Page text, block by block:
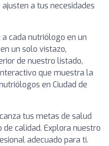
a tus necesidades
cada nutriólogo en un
un solo vistazo,
de nuestro listado,
que muestra la
en Ciudad de
tus metas de salud
calidad. Explora nuestro
adecuado para ti.